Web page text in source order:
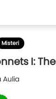
Misteri
I:
Aulia